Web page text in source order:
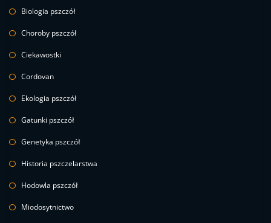
Biologia pszczół
Choroby pszczół
Ciekawostki
Cordovan
Ekologia pszczół
Gatunki pszczół
Genetyka pszczół
Historia pszczelarstwa
Hodowla pszczół
Miodosytnictwo